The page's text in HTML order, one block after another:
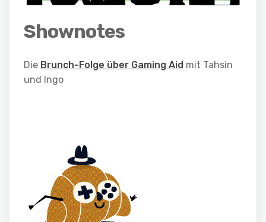
Shownotes
Die Brunch-Folge über Gaming Aid mit Tahsin
und Ingo